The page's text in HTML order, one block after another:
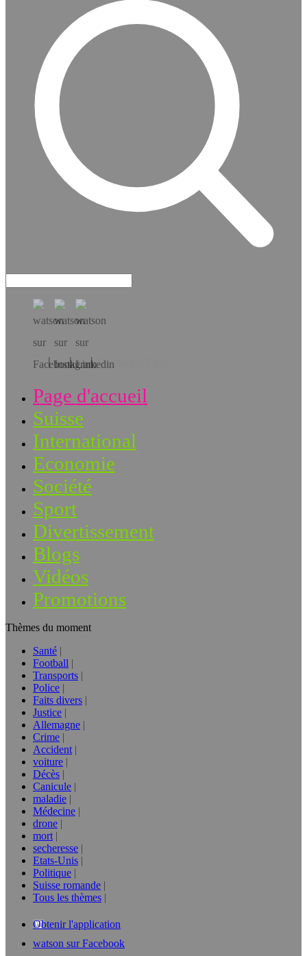
Téléchargez l’app!
Page d'accueil
Suisse
International
Economie
Société
Sport
Divertissement
Blogs
Vidéos
Promotions
Thèmes du moment
Santé
Football
Transports
Police
Faits divers
Justice
Allemagne
Crime
Accident
voiture
Décès
Canicule
maladie
Médecine
drone
mort
secheresse
Etats-Unis
Politique
Suisse romande
Tous les thèmes
Obtenir l'application
watson sur Facebook